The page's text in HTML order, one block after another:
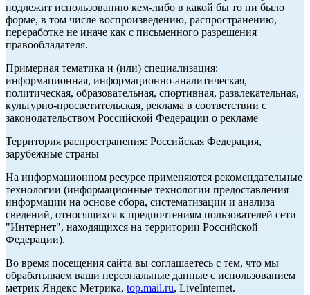
подлежит использованию кем-либо в какой бы то ни было
форме, в том числе воспроизведению, распространению,
переработке не иначе как с письменного разрешения
правообладателя.
Примерная тематика и (или) специализация:
информационная, информационно-аналитическая,
политическая, образовательная, спортивная, развлекательная,
культурно-просветительская, реклама в соответствии с
законодательством Российской Федерации о рекламе
Территория распространения: Российская Федерация,
зарубежные страны
На информационном ресурсе применяются рекомендательные
технологии (информационные технологии предоставления
информации на основе сбора, систематизации и анализа
сведений, относящихся к предпочтениям пользователей сети
"Интернет", находящихся на территории Российской
Федерации).
Во время посещения сайта вы соглашаетесь с тем, что мы
обрабатываем ваши персональные данные с использованием
метрик Яндекс Метрика, top.mail.ru, LiveInternet.